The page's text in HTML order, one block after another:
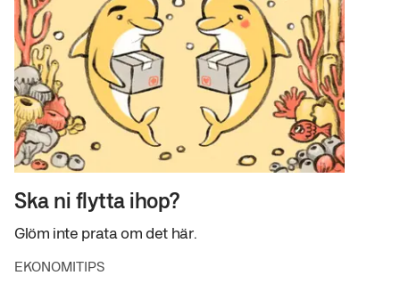
Ska ni flytta ihop?
Glöm inte prata om det här.
EKONOMITIPS